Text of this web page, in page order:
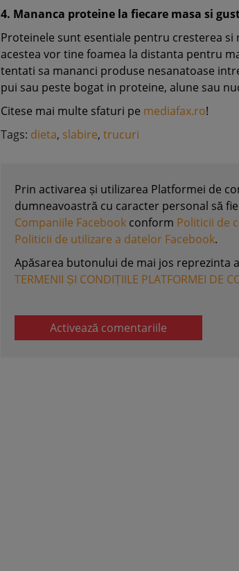
4. Mananca proteine la fiecare masa si
Proteinele sunt esentiale pentru cresterea
acestea vor tine foamea la distanta pentru
tentati sa mananci produse nesanatoase
pui sau peste bogat in proteine, alune sau
Citese mai multe sfaturi pe mediafax.ro!
Tags: dieta, slabire, trucuri
Prin activarea și utilizarea Platformei de
dumneavoastră cu caracter personal să fie
Companiile Facebook conform Politicii de
Politicii de utilizare a datelor Facebook.
Apăsarea butonului de mai jos reprezinta
TERMENII ȘI CONDIȚIILE PLATFORMEI DE
Activează comentariile